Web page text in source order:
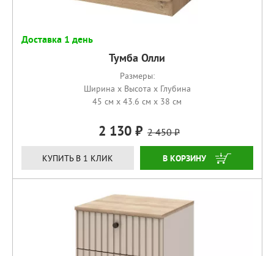
Доставка 1 день
Тумба Олли
Размеры:
Ширина x Высота x Глубина
45 см x 43.6 см x 38 см
2 130 2 450
КУПИТЬ В 1 КЛИК КУПИТЬ